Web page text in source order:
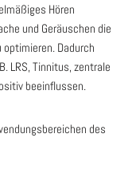
Hören
und Geräuschen die
Dadurch
LRS, Tinnitus, zentrale
beeinflussen.
des